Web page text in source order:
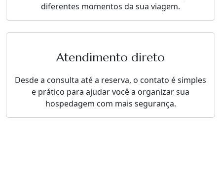
diferentes momentos da sua viagem.
Atendimento direto
Desde a consulta até a reserva, o contato é simples
e prático para ajudar você a organizar sua
hospedagem com mais segurança.